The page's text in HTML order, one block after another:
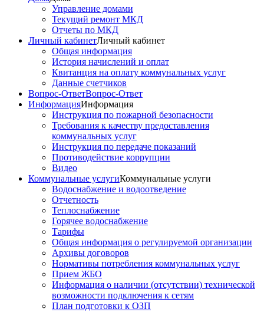
Управление домами
Текущий ремонт МКД
Отчеты по МКД
Личный кабинетЛичный кабинет
Общая информация
История начислений и оплат
Квитанция на оплату коммунальных услуг
Данные счетчиков
Вопрос-ОтветВопрос-Ответ
ИнформацияИнформация
Инструкция по пожарной безопасности
Требования к качеству предоставления
коммунальных услуг
Инструкция по передаче показаний
Противодействие коррупции
Видео
Коммунальные услугиКоммунальные услуги
Водоснабжение и водоотведение
Отчетность
Теплоснабжение
Горячее водоснабжение
Тарифы
Общая информация о регулируемой организации
Архивы договоров
Нормативы потребления коммунальных услуг
Прием ЖБО
Информация о наличии (отсутствии) технической
возможности подключения к сетям
План подготовки к ОЗП